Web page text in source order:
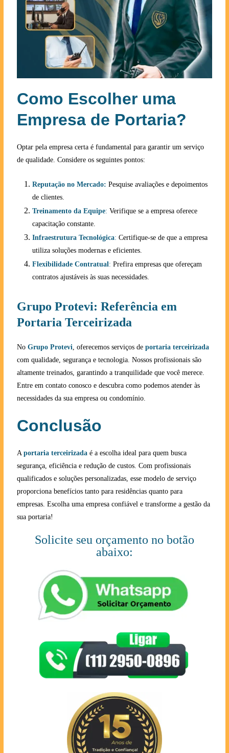
Como Escolher uma
Empresa de Portaria?
Optar pela empresa certa é fundamental para garantir um serviço
de qualidade. Considere os seguintes pontos:
Reputação no Mercado: Pesquise avaliações e depoimentos
de clientes.
Treinamento da Equipe: Verifique se a empresa oferece
capacitação constante.
Infraestrutura Tecnológica: Certifique-se de que a empresa
utiliza soluções modernas e eficientes.
Flexibilidade Contratual: Prefira empresas que ofereçam
contratos ajustáveis às suas necessidades.
Grupo Protevi: Referência em
Portaria Terceirizada
No Grupo Protevi , oferecemos serviços de portaria terceirizada
com qualidade, segurança e tecnologia. Nossos profissionais são
altamente treinados, garantindo a tranquilidade que você merece.
Entre em contato conosco e descubra como podemos atender às
necessidades da sua empresa ou condomínio.
Conclusão
A portaria terceirizadaé a escolha ideal para quem busca
segurança, eficiência e redução de custos. Com profissionais
qualificados e soluções personalizadas, esse modelo de serviço
proporciona benefícios tanto para residências quanto para
empresas. Escolha uma empresa confiável e transforme a gestão da
sua portaria!
Solicite seu orçamento no botão
abaixo: